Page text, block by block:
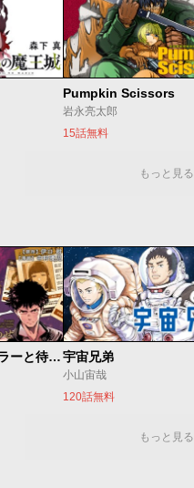
Pumpkin Scissors
岩永亮太郎
15話無料
もっと見る
今夜もシリアルキラーと待ち合わせ宇宙兄弟
小山宙哉
120話無料
もっと見る